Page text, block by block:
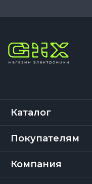
Каталог
Покупателям
Компания